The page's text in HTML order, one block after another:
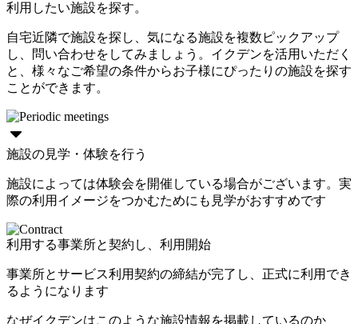
利用したい施設を探す。
自宅近隣で施設を探し、気になる施設を複数ピックアップ
し、問い合わせをしてみましょう。イクデンを活用いただく
と、様々なご希望の条件からお子様にぴったりの施設を探す
ことができます。
施設の見学・体験を行う
施設によっては体験会を開催している場合がございます。実
際の利用イメージをつかむためにも見学がおすすめです
利用する事業所と契約し、利用開始
事業所とサービス利用契約の締結が完了し、正式に利用でき
るようになります
なぜイクデンはこのような施設情報を掲載しているのか